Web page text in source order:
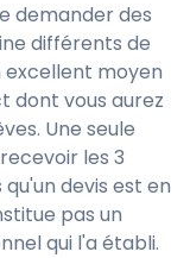
demander des
différents de
excellent moyen
dont vous aurez
Une seule
les 3
devis est en
pas un
qui l'a établi.